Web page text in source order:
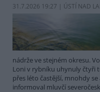
31.7.2026 19:27 | ÚSTÍ NAD
nádrže ve stejném okresu.
Loni v rybníku uhynuly čtyři
přes léto častější, mnohdy
informoval mluvčí